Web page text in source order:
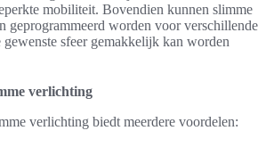
mobiliteit. Bovendien kunnen slimme
geprogrammeerd worden voor verschillende
gewenste sfeer gemakkelijk kan worden
verlichting
verlichting biedt meerdere voordelen: